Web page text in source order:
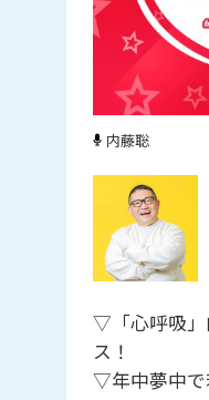
内藤聡
▽「心呼吸」
ス！
▽年中夢中で